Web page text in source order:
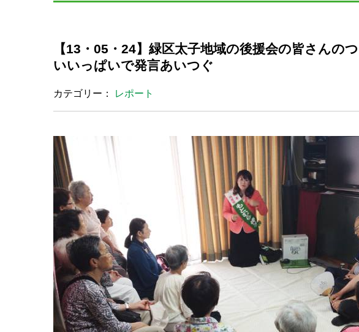
【13・05・24】緑区太子地域の後援会の皆さんの
いいっぱいで発言あいつぐ
カテゴリー： レポート